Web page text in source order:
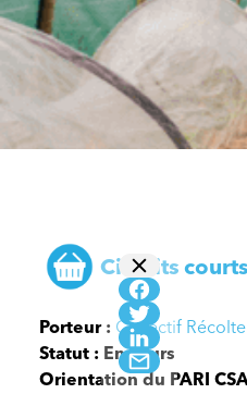
Circuits
Porteur : Collectif Récolte
Statut : En cours
Orientation du PARI